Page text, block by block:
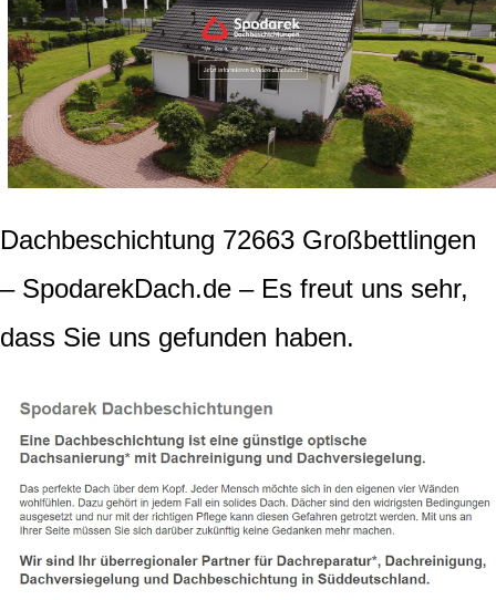
Dachbeschichtung 72663 Großbettlingen
– SpodarekDach.de – Es freut uns sehr,
dass Sie uns gefunden haben.